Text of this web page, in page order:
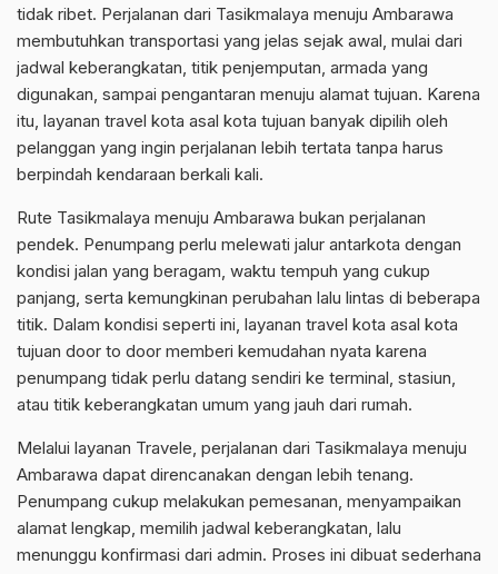
tidak ribet. Perjalanan dari Tasikmalaya menuju Ambarawa
membutuhkan transportasi yang jelas sejak awal, mulai dari
jadwal keberangkatan, titik penjemputan, armada yang
digunakan, sampai pengantaran menuju alamat tujuan. Karena
itu, layanan travel kota asal kota tujuan banyak dipilih oleh
pelanggan yang ingin perjalanan lebih tertata tanpa harus
berpindah kendaraan berkali kali.
Rute Tasikmalaya menuju Ambarawa bukan perjalanan
pendek. Penumpang perlu melewati jalur antarkota dengan
kondisi jalan yang beragam, waktu tempuh yang cukup
panjang, serta kemungkinan perubahan lalu lintas di beberapa
titik. Dalam kondisi seperti ini, layanan travel kota asal kota
tujuan door to door memberi kemudahan nyata karena
penumpang tidak perlu datang sendiri ke terminal, stasiun,
atau titik keberangkatan umum yang jauh dari rumah.
Melalui layanan Travele, perjalanan dari Tasikmalaya menuju
Ambarawa dapat direncanakan dengan lebih tenang.
Penumpang cukup melakukan pemesanan, menyampaikan
alamat lengkap, memilih jadwal keberangkatan, lalu
menunggu konfirmasi dari admin. Proses ini dibuat sederhana